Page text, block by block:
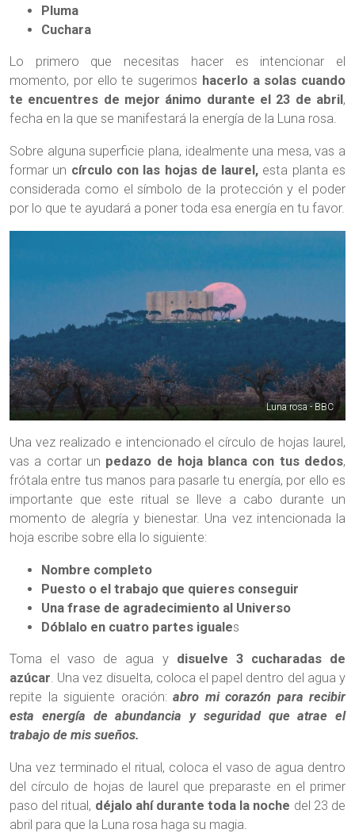
Pluma
Cuchara
Lo primero que necesitas hacer es intencionar el
momento, por ello te sugerimos hacerlo a solas cuando
te encuentres de mejor ánimo durante el 23 de abril ,
fecha en la que se manifestará la energía de la Luna rosa.
Sobre alguna superficie plana, idealmente una mesa, vas a
formar un círculo con las hojas de laurel, esta planta es
considerada como el símbolo de la protección y el poder
por lo que te ayudará a poner toda esa energía en tu favor.
Luna rosa - BBC
Una vez realizado e intencionado el círculo de hojas laurel,
vas a cortar un pedazo de hoja blanca con tus dedos,
frótala entre tus manos para pasarle tu energía, por ello es
importante que este ritual se lleve a cabo durante un
momento de alegría y bienestar. Una vez intencionada la
hoja escribe sobre ella lo siguiente:
Nombre completo
Puesto o el trabajo que quieres conseguir
Una frase de agradecimiento al Universo
Dóblalo en cuatro partes iguales
Toma el vaso de agua y disuelve 3 cucharadas de
azúcar. Una vez disuelta, coloca el papel dentro del agua y
repite la siguiente oración: abro mi corazón para recibir
esta energía de abundancia y seguridad que atrae el
trabajo de mis sueños.
Una vez terminado el ritual, coloca el vaso de agua dentro
del círculo de hojas de laurel que preparaste en el primer
paso del ritual, déjalo ahí durante toda la noche del 23 de
abril para que la Luna rosa haga su magia.